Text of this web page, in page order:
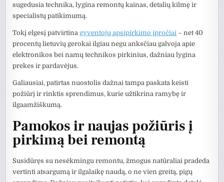
sugedusia technika, lygina remontų kainas, detalių kilmę ir
specialistų patikimumą.
Tokį elgesį patvirtinagyventojų apsipirkimo įpročiai – net 40
procentų lietuvių gerokai ilgiau negu anksčiau galvoja apie
elektronikos bei namų technikos pirkinius, dažniau lygina
prekes ir pardavėjus.
Galiausiai, patirtas nuostolis dažnai tampa paskata keisti
požiūrį ir rinktis sprendimus, kurie užtikrina ramybę ir
ilgaamžiškumą.
Pamokos ir naujas požiūris į
pirkimą bei remontą
Susidūręs su nesėkmingu remontu, žmogus natūraliai pradeda
vertinti atsargumą ir ilgalaikę naudą, o ne vien greitą, pigų